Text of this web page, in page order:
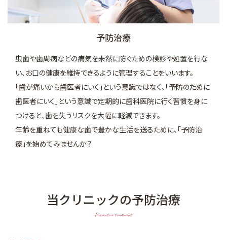
予防治療
虫歯や歯周病などの病気を未然に防ぐための検診や処置を行な
い、お口の健康を維持できるように管理することをいいます。
「歯が痛いから歯医者にいく」という意識ではなく、「予防のために
歯医者にいく」という意識で定期的に歯科医院に行く習慣を身に
つけると、歯を失うリスクを大幅に軽減できます。
年齢を重ねても健康な歯で豊かな生活を送るために、「予防治
療」を始めてみませんか？
当クリニックの予防治療
Preventive treatment